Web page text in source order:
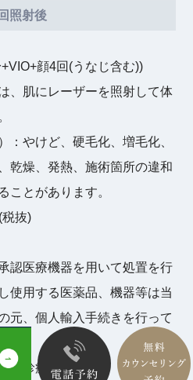
照射後
顔4回(うなじ含む))
、肌にレーザーを照射して体
やけど、硬毛化、増毛化、
乾燥、発熱、施術箇所の違和
ことがあります。
抜)
認医療機器を用いて処置を行
使用する医薬品、機器等は当
元、個人輸入手続きを行って
由診療です。